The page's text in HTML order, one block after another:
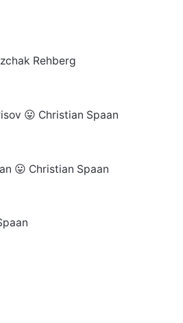
Rehberg
😛 Christian Spaan
😛 Christian Spaan